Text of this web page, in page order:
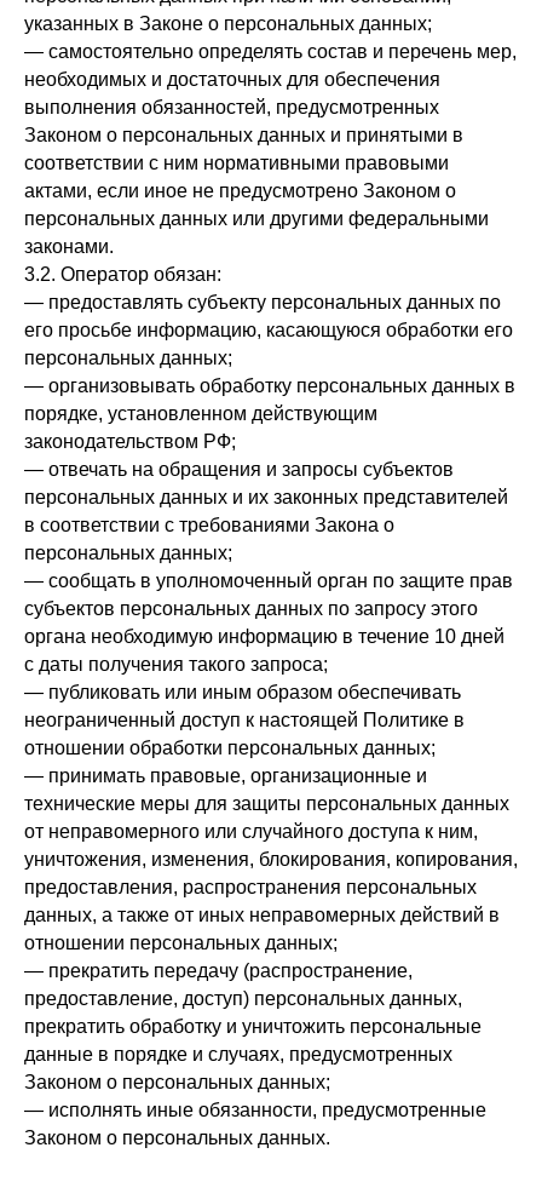
указанных в Законе о персональных данных;
— самостоятельно определять состав и перечень мер,
необходимых и достаточных для обеспечения
выполнения обязанностей, предусмотренных
Законом о персональных данных и принятыми в
соответствии с ним нормативными правовыми
актами, если иное не предусмотрено Законом о
персональных данных или другими федеральными
законами.
3.2. Оператор обязан:
— предоставлять субъекту персональных данных по
его просьбе информацию, касающуюся обработки его
персональных данных;
— организовывать обработку персональных данных в
порядке, установленном действующим
законодательством РФ;
— отвечать на обращения и запросы субъектов
персональных данных и их законных представителей
в соответствии с требованиями Закона о
персональных данных;
— сообщать в уполномоченный орган по защите прав
субъектов персональных данных по запросу этого
органа необходимую информацию в течение 10 дней
с даты получения такого запроса;
— публиковать или иным образом обеспечивать
неограниченный доступ к настоящей Политике в
отношении обработки персональных данных;
— принимать правовые, организационные и
технические меры для защиты персональных данных
от неправомерного или случайного доступа к ним,
уничтожения, изменения, блокирования, копирования,
предоставления, распространения персональных
данных, а также от иных неправомерных действий в
отношении персональных данных;
— прекратить передачу (распространение,
предоставление, доступ) персональных данных,
прекратить обработку и уничтожить персональные
данные в порядке и случаях, предусмотренных
Законом о персональных данных;
— исполнять иные обязанности, предусмотренные
Законом о персональных данных.